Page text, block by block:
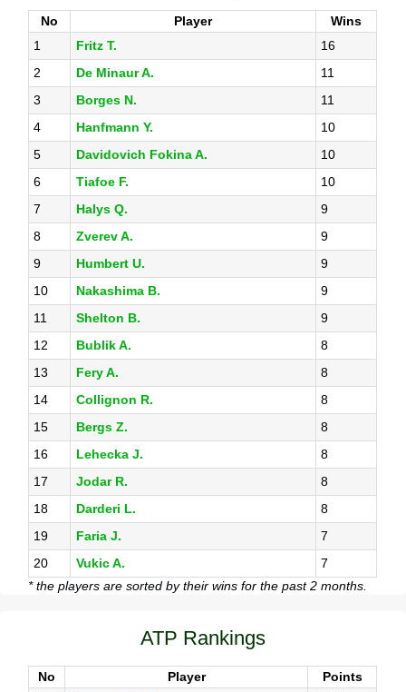
No Player
Wins
1
Fritz T.
16
2
De Minaur A.
11
3
Borges N.
11
4
Hanfmann Y.
10
5
Davidovich Fokina A.
10
6
Tiafoe F.
10
7
Halys Q.
9
8
Zverev A.
9
9
Humbert U.
9
10
Nakashima B.
9
11
Shelton B.
9
12
Bublik A.
8
13
Fery A.
8
14
Collignon R.
8
15
Bergs Z.
8
16
Lehecka J.
8
17
Jodar R.
8
18
Darderi L.
8
19
Faria J.
7
20
Vukic A.
7
* the players are sorted by their wins for the past 2 months.
ATP Rankings
No Player
Points